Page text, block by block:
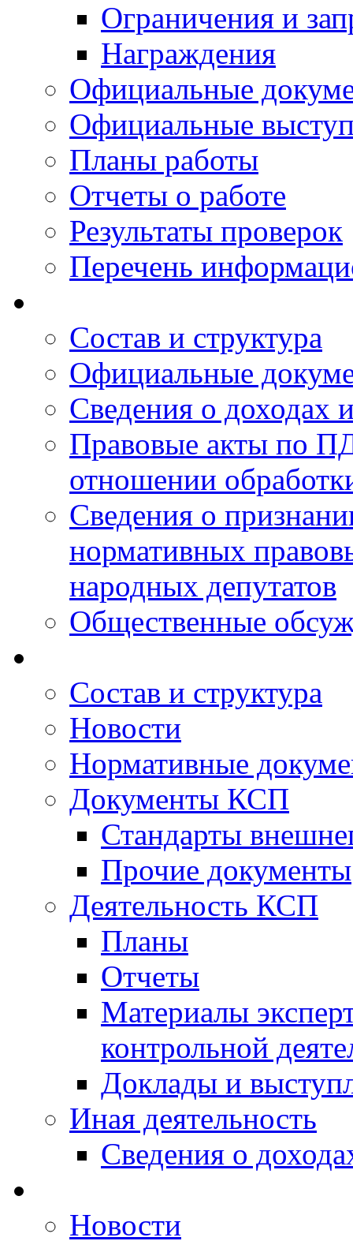
Ограничения и
Награждения
Официальные
Официальные
Планы работы
Отчеты о работе
Результаты проверок
Перечень
Состав и структура
Официальные
Сведения о доходах
Правовые акты по
отношении
Сведения о
нормативных
народных депутатов
Общественные
Состав и структура
Новости
Нормативные
Документы КСП
Стандарты
Прочие документы
Деятельность КСП
Планы
Отчеты
Материалы
контрольной
Доклады и
Иная деятельность
Сведения о
Новости